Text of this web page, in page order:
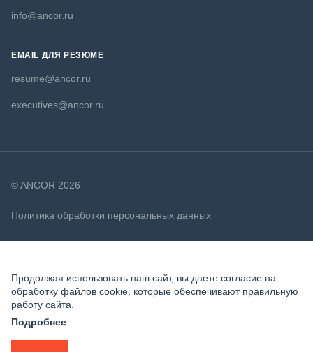
info@ancor.ru
EMAIL ДЛЯ РЕЗЮМЕ
resume@ancor.ru
executives@ancor.ru
© ANCOR 2026
Политика обработки персональных данных
Продолжая использовать наш сайт, вы даете согласие на
обработку файлов cookie, которые обеспечивают правильную
работу сайта.
Подробнее